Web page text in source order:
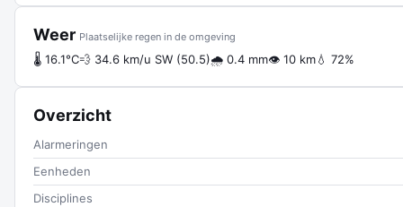
Weer Plaatselijke regen in de omgeving
🌡 16.1°C💨 34.6 km/u SW (50.5)🌧 0.4 mm👁 10 km💧 72%
Overzicht
Alarmeringen
Eenheden
Disciplines